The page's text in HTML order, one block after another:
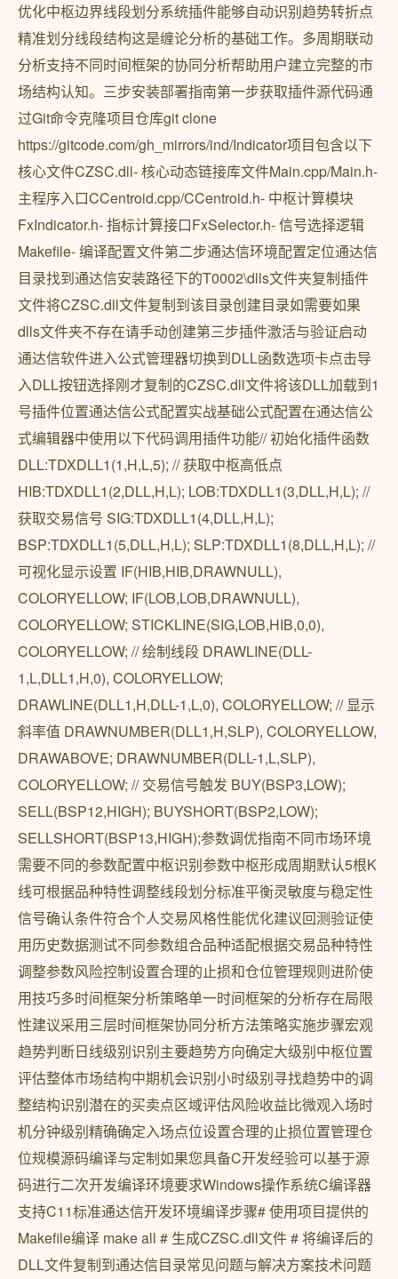
优化中枢边界线段划分系统插件能够自动识别趋势转折点
精准划分线段结构这是缠论分析的基础工作。多周期联动
分析支持不同时间框架的协同分析帮助用户建立完整的市
场结构认知。三步安装部署指南第一步获取插件源代码通
过Git命令克隆项目仓库git clone
https://gitcode.com/gh_mirrors/ind/Indicator项目包含以下
核心文件CZSC.dll- 核心动态链接库文件Main.cpp/Main.h-
主程序入口CCentroid.cpp/CCentroid.h- 中枢计算模块
FxIndicator.h- 指标计算接口FxSelector.h- 信号选择逻辑
Makefile- 编译配置文件第二步通达信环境配置定位通达信
目录找到通达信安装路径下的T0002\dlls文件夹复制插件
文件将CZSC.dll文件复制到该目录创建目录如需要如果
dlls文件夹不存在请手动创建第三步插件激活与验证启动
通达信软件进入公式管理器切换到DLL函数选项卡点击导
入DLL按钮选择刚才复制的CZSC.dll文件将该DLL加载到1
号插件位置通达信公式配置实战基础公式配置在通达信公
式编辑器中使用以下代码调用插件功能// 初始化插件函数
DLL:TDXDLL1(1,H,L,5); // 获取中枢高低点
HIB:TDXDLL1(2,DLL,H,L); LOB:TDXDLL1(3,DLL,H,L); //
获取交易信号 SIG:TDXDLL1(4,DLL,H,L);
BSP:TDXDLL1(5,DLL,H,L); SLP:TDXDLL1(8,DLL,H,L); //
可视化显示设置 IF(HIB,HIB,DRAWNULL),
COLORYELLOW; IF(LOB,LOB,DRAWNULL),
COLORYELLOW; STICKLINE(SIG,LOB,HIB,0,0),
COLORYELLOW; // 绘制线段 DRAWLINE(DLL-
1,L,DLL1,H,0), COLORYELLOW;
DRAWLINE(DLL1,H,DLL-1,L,0), COLORYELLOW; // 显示
斜率值 DRAWNUMBER(DLL1,H,SLP), COLORYELLOW,
DRAWABOVE; DRAWNUMBER(DLL-1,L,SLP),
COLORYELLOW; // 交易信号触发 BUY(BSP3,LOW);
SELL(BSP12,HIGH); BUYSHORT(BSP2,LOW);
SELLSHORT(BSP13,HIGH);参数调优指南不同市场环境
需要不同的参数配置中枢识别参数中枢形成周期默认5根K
线可根据品种特性调整线段划分标准平衡灵敏度与稳定性
信号确认条件符合个人交易风格性能优化建议回测验证使
用历史数据测试不同参数组合品种适配根据交易品种特性
调整参数风险控制设置合理的止损和仓位管理规则进阶使
用技巧多时间框架分析策略单一时间框架的分析存在局限
性建议采用三层时间框架协同分析方法策略实施步骤宏观
趋势判断日线级别识别主要趋势方向确定大级别中枢位置
评估整体市场结构中期机会识别小时级别寻找趋势中的调
整结构识别潜在的买卖点区域评估风险收益比微观入场时
机分钟级别精确确定入场点位设置合理的止损位置管理仓
位规模源码编译与定制如果您具备C开发经验可以基于源
码进行二次开发编译环境要求Windows操作系统C编译器
支持C11标准通达信开发环境编译步骤# 使用项目提供的
Makefile编译 make all # 生成CZSC.dll文件 # 将编译后的
DLL文件复制到通达信目录常见问题与解决方案技术问题